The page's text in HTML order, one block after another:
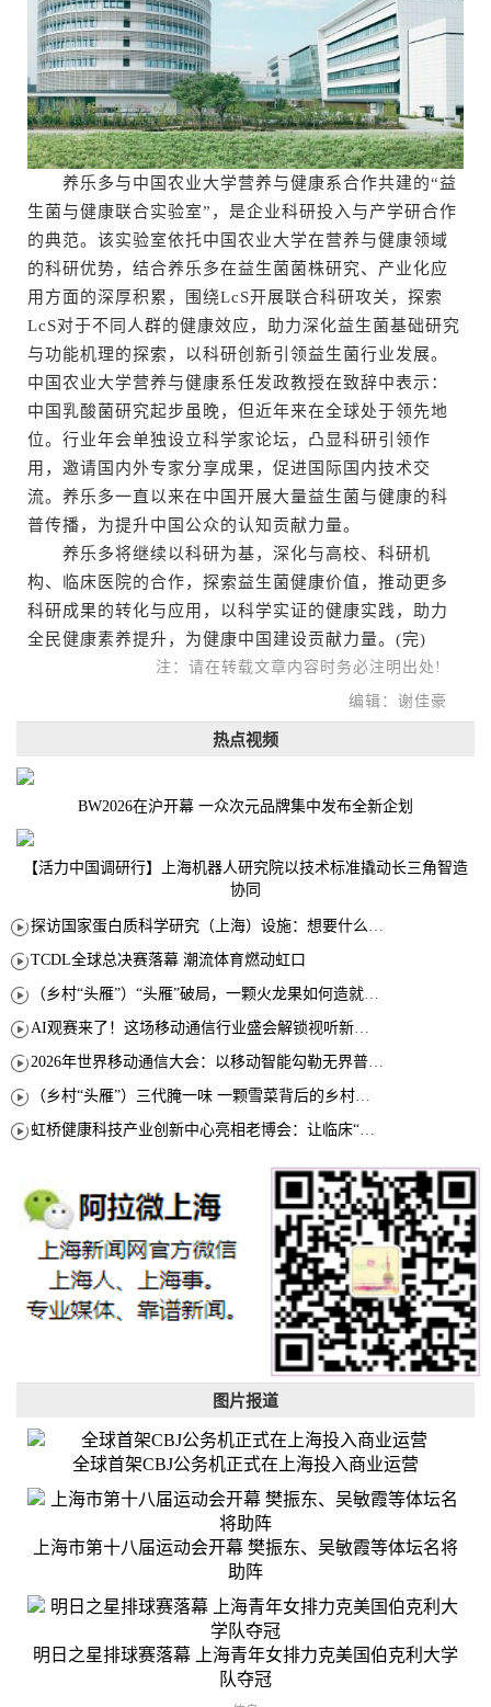
养乐多与中国农业大学营养与健康系合作共建的“益
生菌与健康联合实验室”，是企业科研投入与产学研合作
的典范。该实验室依托中国农业大学在营养与健康领域
的科研优势，结合养乐多在益生菌菌株研究、产业化应
用方面的深厚积累，围绕LcS开展联合科研攻关，探索
LcS对于不同人群的健康效应，助力深化益生菌基础研究
与功能机理的探索，以科研创新引领益生菌行业发展。
中国农业大学营养与健康系任发政教授在致辞中表示：
中国乳酸菌研究起步虽晚，但近年来在全球处于领先地
位。行业年会单独设立科学家论坛，凸显科研引领作
用，邀请国内外专家分享成果，促进国际国内技术交
流。养乐多一直以来在中国开展大量益生菌与健康的科
普传播，为提升中国公众的认知贡献力量。
养乐多将继续以科研为基，深化与高校、科研机
构、临床医院的合作，探索益生菌健康价值，推动更多
科研成果的转化与应用，以科学实证的健康实践，助力
全民健康素养提升，为健康中国建设贡献力量。(完)
注：请在转载文章内容时务必注明出处!
编辑：谢佳豪
热点视频
BW2026在沪开幕 一众次元品牌集中发布全新企划
【活力中国调研行】上海机器人研究院以技术标准撬动长三角智造
协同
TCDL全球总决赛落幕 潮流体育燃动虹口
图片报道
全球首架CBJ公务机正式在上海投入商业运营
上海市第十八届运动会开幕 樊振东、吴敏霞等体坛名将
助阵
明日之星排球赛落幕 上海青年女排力克美国伯克利大学
队夺冠